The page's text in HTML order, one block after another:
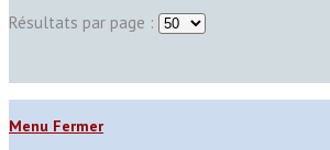
Résultats par page :
Menu Fermer